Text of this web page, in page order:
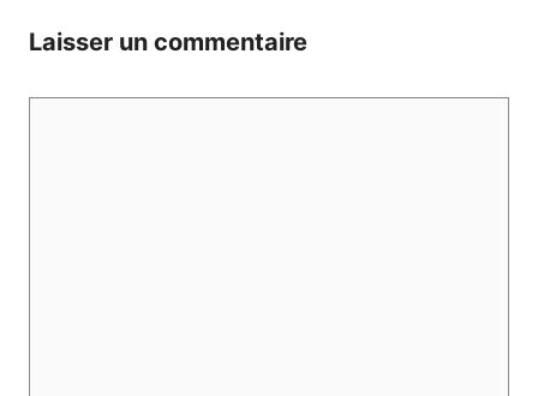
Laisser un commentaire